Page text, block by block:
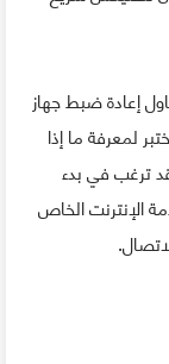
إعادة ضبط جهاز
لمعرفة ما إذا
ترغب في بدء
الإنترنت الخاص